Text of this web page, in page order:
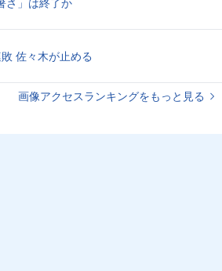
佐々木が止める
画像アクセスランキングをもっと見る